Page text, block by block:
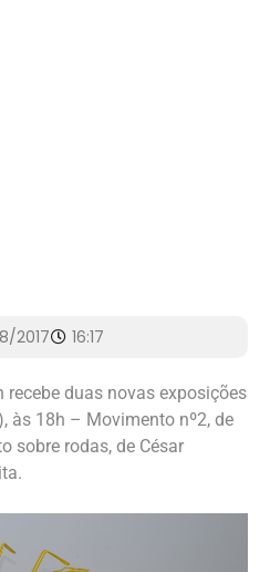
2017 16:17
recebe duas novas exposições
às 18h – Movimento nº2, de
sobre rodas, de César